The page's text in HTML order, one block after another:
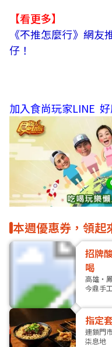
【看更多】
《不推怎麼行》網
仔！
加入食尚玩家LINE
本週優惠券，領起
招牌
喝
高雄・
今鼎手
指定
連鎖門
柒息地